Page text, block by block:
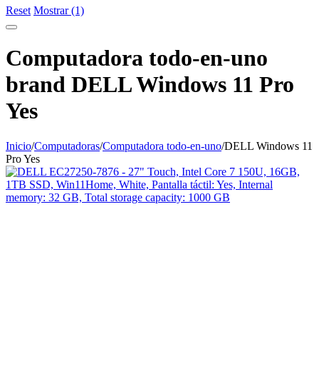
Reset Mostrar (1)
Computadora todo-en-uno
brand DELL Windows 11 Pro
Yes
Inicio/Computadoras/Computadora todo-en-uno/DELL Windows 11
Pro Yes